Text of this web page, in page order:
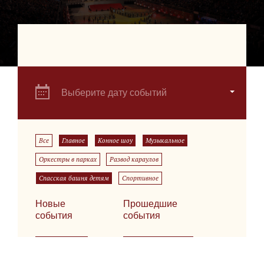
Выберите дату событий
Все Главное Конное шоу Музыкальное
Оркестры в парках Развод караулов
Спасская башня детям Спортивное
Новые
события
Прошедшие
события